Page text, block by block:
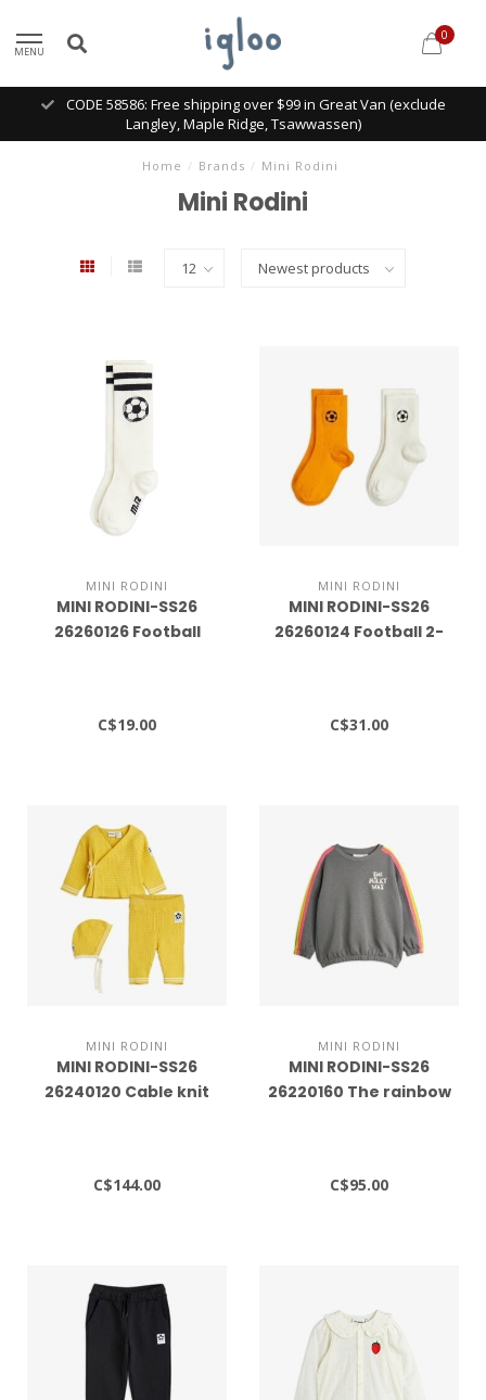
MENU
0
CODE 58586: Free shipping over $99 in Great Van (exclude
Langley, Maple Ridge, Tsawwassen)
Home / Brands / Mini Rodini
Mini Rodini
MINI RODINI
MINI RODINI-SS26
26260126 Football
C$19.00
MINI RODINI
MINI RODINI-SS26
26260124 Football 2-
C$31.00
MINI RODINI
MINI RODINI-SS26
26240120 Cable knit
C$144.00
MINI RODINI
MINI RODINI-SS26
26220160 The rainbow
C$95.00